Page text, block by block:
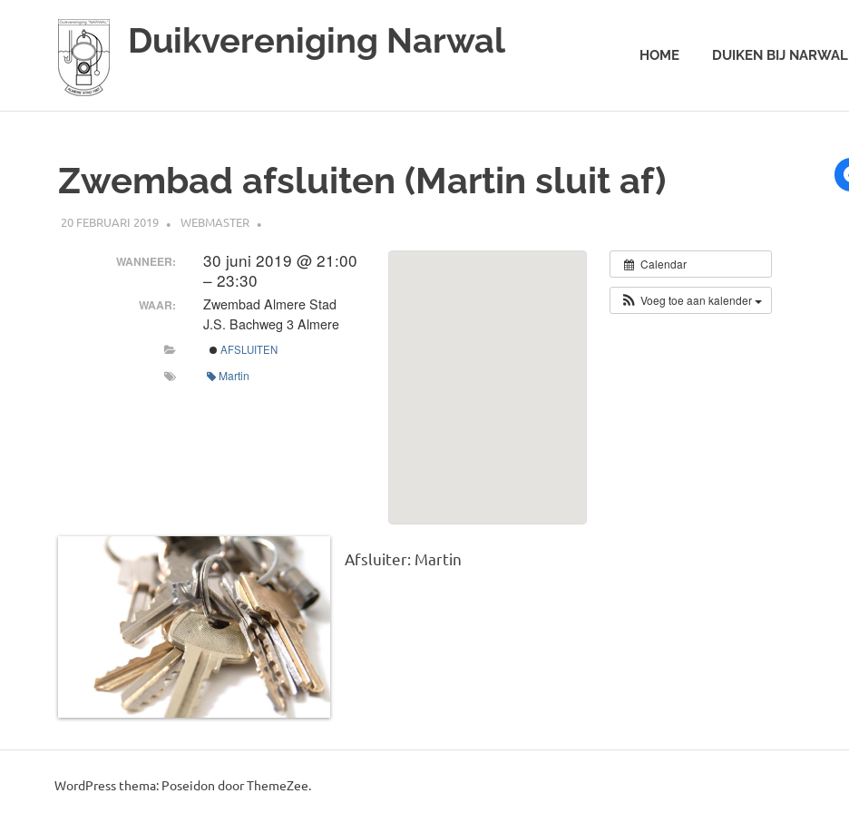
Duikvereniging Narwal HOME DUIKEN BIJ NARWAL
Zwembad afsluiten (Martin sluit af)
20 FEBRUARI 2019 WEBMASTER
Calendar
Voeg toe aan kalender
WANNEER:
30 juni 2019 @ 21:00
– 23:30
WAAR:
Zwembad Almere Stad
J.S. Bachweg 3 Almere
AFSLUITEN
Martin
Afsluiter: Martin
WordPress thema: Poseidon door ThemeZee.